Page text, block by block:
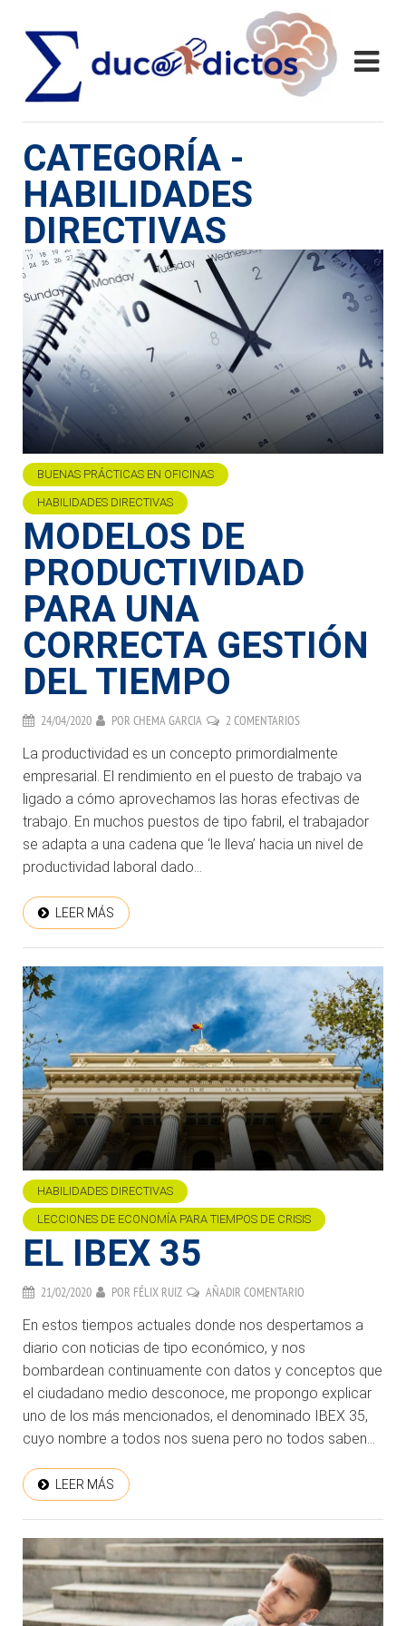
CATEGORÍA -
HABILIDADES
DIRECTIVAS
BUENAS PRÁCTICAS EN OFICINAS
HABILIDADES DIRECTIVAS
MODELOS DE
PRODUCTIVIDAD
PARA UNA
CORRECTA GESTIÓN
DEL TIEMPO
24/04/2020 POR CHEMA GARCIA 2 COMENTARIOS
La productividad es un concepto primordialmente
empresarial. El rendimiento en el puesto de trabajo va
ligado a cómo aprovechamos las horas efectivas de
trabajo. En muchos puestos de tipo fabril, el trabajador
se adapta a una cadena que ‘le lleva’ hacia un nivel de
productividad laboral dado...
LEER MÁS
HABILIDADES DIRECTIVAS
LECCIONES DE ECONOMÍA PARA TIEMPOS DE CRISIS
EL IBEX 35
21/02/2020 POR FÉLIX RUIZ AÑADIR COMENTARIO
En estos tiempos actuales donde nos despertamos a
diario con noticias de tipo económico, y nos
bombardean continuamente con datos y conceptos que
el ciudadano medio desconoce, me propongo explicar
uno de los más mencionados, el denominado IBEX 35,
cuyo nombre a todos nos suena pero no todos saben...
LEER MÁS